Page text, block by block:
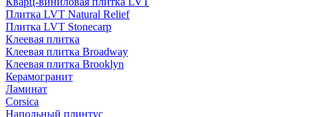
Плитка LVT Natural Relief
Плитка LVT Stonecarp
Клеевая плитка
Клеевая плитка Broadway
Клеевая плитка Brooklyn
Керамогранит
Ламинат
Corsica
Напольный плинтус